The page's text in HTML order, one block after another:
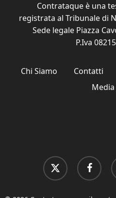
Contrataque è una
registrata al Tribunale di
Sede legale Piazza
P.Iva
Chi Siamo Contatti
x-
twitter
facebook